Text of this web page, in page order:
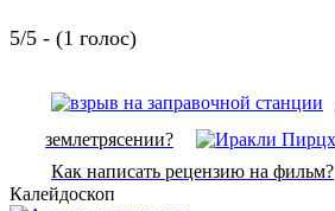
5/5 - (1 голос)
землетрясении?
Как написать рецензию на фильм?
Калейдоскоп